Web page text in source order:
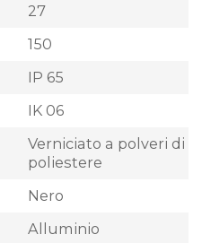
27
150
IP 65
IK 06
Verniciato a polveri di
poliestere
Nero
Alluminio